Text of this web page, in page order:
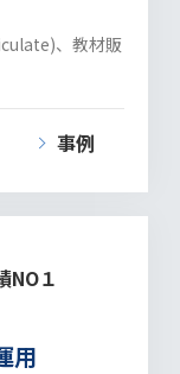
、教材販
事例
NO１
用